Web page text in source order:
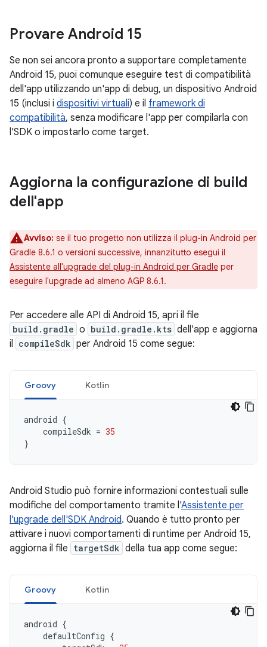
Provare Android 15
Se non sei ancora pronto a supportare completamente
Android 15, puoi comunque eseguire test di compatibilità
dell'app utilizzando un'app di debug, un dispositivo Android
15 (inclusi i dispositivi virtuali) e il framework di
compatibilità, senza modificare l'app per compilarla con
l'SDK o impostarlo come target.
Aggiorna la configurazione di build
dell'app
Avviso: se il tuo progetto non utilizza il plug-in Android per
Gradle 8.6.1 o versioni successive, innanzitutto esegui il
Assistente all'upgrade del plug-in Android per Gradle per
eseguire l'upgrade ad almeno AGP 8.6.1.
Per accedere alle API di Android 15, apri il file
build.gradle o build.gradle.kts dell'app e aggiorna
il compileSdk per Android 15 come segue:
Groovy Kotlin
android {
compileSdk = 35
}
Android Studio può fornire informazioni contestuali sulle
modifiche del comportamento tramite l'Assistente per
l'upgrade dell'SDK Android. Quando è tutto pronto per
attivare i nuovi comportamenti di runtime per Android 15,
aggiorna il file targetSdk della tua app come segue:
Groovy Kotlin
android {
defaultConfig {